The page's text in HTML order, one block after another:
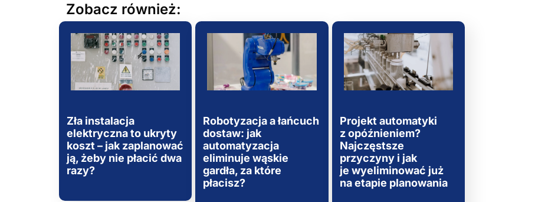
Zobacz również:
Zła instalacja
elektryczna to ukryty
koszt – jak zaplanować
ją, żeby nie płacić dwa
razy?
Robotyzacja a łańcuch
dostaw: jak
automatyzacja
eliminuje wąskie
gardła, za które
płacisz?
Projekt automatyki
z opóźnieniem?
Najczęstsze
przyczyny i jak
je wyeliminować już
na etapie planowania